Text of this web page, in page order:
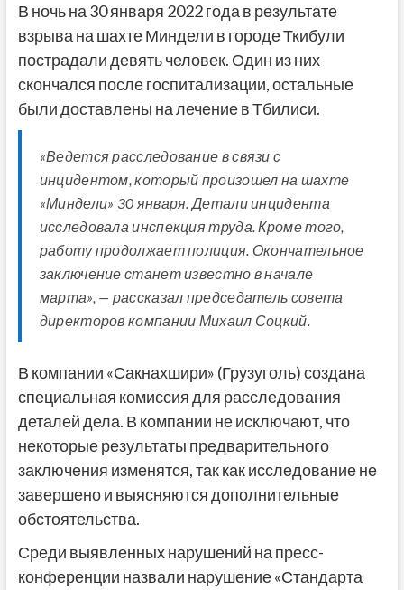
В ночь на 30 января 2022 года в результате
взрыва на шахте Миндели в городе Ткибули
пострадали девять человек. Один из них
скончался после госпитализации, остальные
были доставлены на лечение в Тбилиси.
«Ведется расследование в связи с
инцидентом, который произошел на шахте
«Миндели» 30 января. Детали инцидента
исследовала инспекция труда. Кроме того,
работу продолжает полиция. Окончательное
заключение станет известно в начале
марта», — рассказал председатель совета
директоров компании Михаил Соцкий.
В компании «Сакнахшири» (Грузуголь) создана
специальная комиссия для расследования
деталей дела. В компании не исключают, что
некоторые результаты предварительного
заключения изменятся, так как исследование не
завершено и выясняются дополнительные
обстоятельства.
Среди выявленных нарушений на пресс-
конференции назвали нарушение «Стандарта